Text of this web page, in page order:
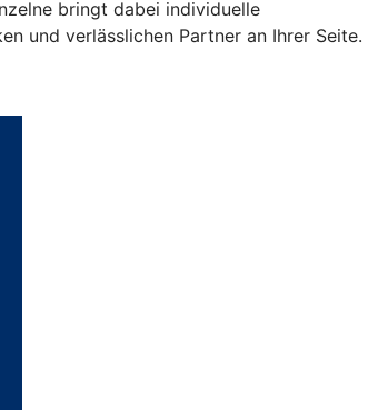
bringt dabei individuelle
und verlässlichen Partner an Ihrer Seite.